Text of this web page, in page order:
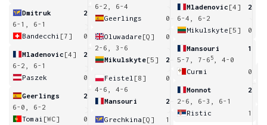
Dmitruk
2
6-1, 6-1
Bandecchi [7] 0
Mladenovic [4]
2
6-2, 6-1
Paszek
0
Geerlings
2
6-0, 6-2
Tomai [WC] 0
6-2, 6-4
Geerlings
0
Oluwadare [Q]
0
2-6, 3-6
Mikulskyte[5] 2
Feistel [8]
0
4-6, 4-6
Mansouri
2
Grechkina [Q]
1
Mladenovic [4]
2
6-4, 6-2
Mikulskyte [5] 0
Mansouri
1
5-7, 7-6 5
, 4-0
Curmi
0
Monnot
2
2-6, 6-3, 6-1
Ristic
1